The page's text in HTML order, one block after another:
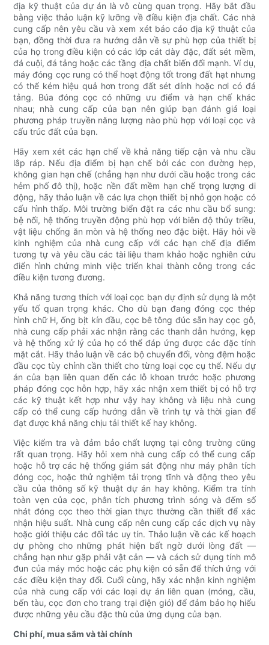
địa kỹ thuật của dự án là vô cùng quan trọng. Hãy bắt đầu
bằng việc thảo luận kỹ lưỡng về điều kiện địa chất. Các nhà
cung cấp nên yêu cầu và xem xét báo cáo địa kỹ thuật của
bạn, đồng thời đưa ra hướng dẫn về sự phù hợp của thiết bị
của họ trong điều kiện có các lớp cát dày đặc, đất sét mềm,
đá cuội, đá tảng hoặc các tầng địa chất biến đổi mạnh. Ví dụ,
máy đóng cọc rung có thể hoạt động tốt trong đất hạt nhưng
có thể kém hiệu quả hơn trong đất sét dính hoặc nơi có đá
tảng. Búa đóng cọc có những ưu điểm và hạn chế khác
nhau; nhà cung cấp của bạn nên giúp bạn đánh giá loại
phương pháp truyền năng lượng nào phù hợp với loại cọc và
cấu trúc đất của bạn.
Hãy xem xét các hạn chế về khả năng tiếp cận và nhu cầu
lắp ráp. Nếu địa điểm bị hạn chế bởi các con đường hẹp,
không gian hạn chế (chẳng hạn như dưới cầu hoặc trong các
hẻm phố đô thị), hoặc nền đất mềm hạn chế trọng lượng di
động, hãy thảo luận về các lựa chọn thiết bị nhỏ gọn hoặc có
cấu hình thấp. Môi trường biển đặt ra các nhu cầu bổ sung:
bệ nổi, hệ thống truyền động phù hợp với biên độ thủy triều,
vật liệu chống ăn mòn và hệ thống neo đặc biệt. Hãy hỏi về
kinh nghiệm của nhà cung cấp với các hạn chế địa điểm
tương tự và yêu cầu các tài liệu tham khảo hoặc nghiên cứu
điển hình chứng minh việc triển khai thành công trong các
điều kiện tương đương.
Khả năng tương thích với loại cọc bạn dự định sử dụng là một
yếu tố quan trọng khác. Cho dù bạn đang đóng cọc thép
hình chữ H, ống bịt kín đầu, cọc bê tông đúc sẵn hay cọc gỗ,
nhà cung cấp phải xác nhận rằng các thanh dẫn hướng, kẹp
và hệ thống xử lý của họ có thể đáp ứng được các đặc tính
mặt cắt. Hãy thảo luận về các bộ chuyển đổi, vòng đệm hoặc
đầu cọc tùy chỉnh cần thiết cho từng loại cọc cụ thể. Nếu dự
án của bạn liên quan đến các lỗ khoan trước hoặc phương
pháp đóng cọc hỗn hợp, hãy xác nhận xem thiết bị có hỗ trợ
các kỹ thuật kết hợp như vậy hay không và liệu nhà cung
cấp có thể cung cấp hướng dẫn về trình tự và thời gian để
đạt được khả năng chịu tải thiết kế hay không.
Việc kiểm tra và đảm bảo chất lượng tại công trường cũng
rất quan trọng. Hãy hỏi xem nhà cung cấp có thể cung cấp
hoặc hỗ trợ các hệ thống giám sát động như máy phân tích
đóng cọc, hoặc thử nghiệm tải trọng tĩnh và động theo yêu
cầu của thông số kỹ thuật dự án hay không. Kiểm tra tính
toàn vẹn của cọc, phân tích phương trình sóng và đếm số
nhát đóng cọc theo thời gian thực thường cần thiết để xác
nhận hiệu suất. Nhà cung cấp nên cung cấp các dịch vụ này
hoặc giới thiệu các đối tác uy tín. Thảo luận về các kế hoạch
dự phòng cho những phát hiện bất ngờ dưới lòng đất —
chẳng hạn như gặp phải vật cản — và cách sử dụng tính mô
đun của máy móc hoặc các phụ kiện có sẵn để thích ứng với
các điều kiện thay đổi. Cuối cùng, hãy xác nhận kinh nghiệm
của nhà cung cấp với các loại dự án liên quan (móng, cầu,
bến tàu, cọc đơn cho trang trại điện gió) để đảm bảo họ hiểu
được những yêu cầu đặc thù của ứng dụng của bạn.
Chi phí, mua sắm và tài chính